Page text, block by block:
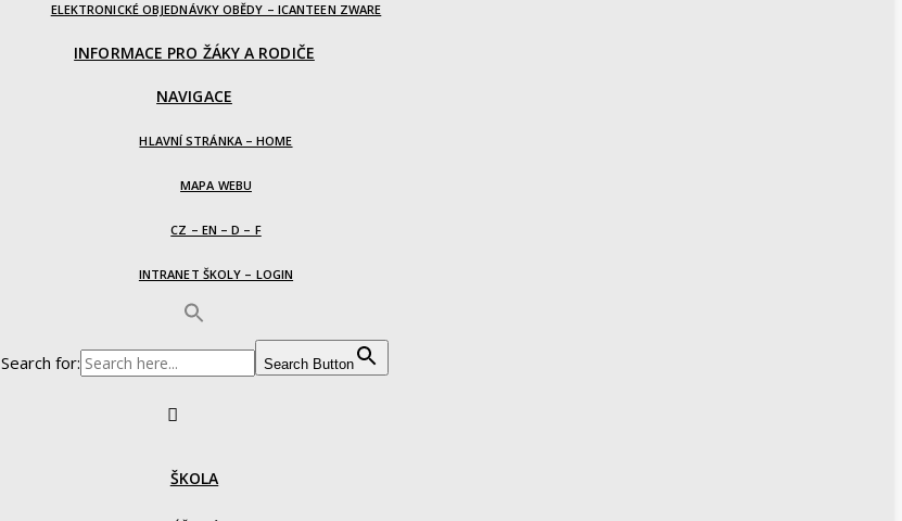
ELEKTRONICKÉ OBJEDNÁVKY OBĚDY – ICANTEEN ZWARE
INFORMACE PRO ŽÁKY A RODIČE
NAVIGACE
HLAVNÍ STRÁNKA – HOME
MAPA WEBU
CZ – EN – D – F
INTRANET ŠKOLY – LOGIN
Search for: Search Button
ŠKOLA